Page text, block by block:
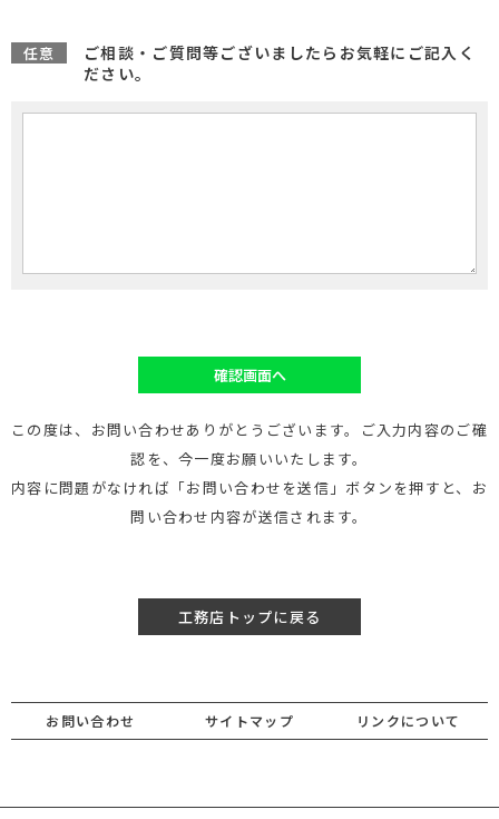
任意
ご相談・ご質問等ございましたらお気軽にご記入く
ださい。
確認画面へ
この度は、お問い合わせありがとうございます。ご入力内容のご確
認を、今一度お願いいたします。
内容に問題がなければ「お問い合わせを送信」ボタンを押すと、お
問い合わせ内容が送信されます。
工務店トップに戻る
お問い合わせ サイトマップ リンクについて